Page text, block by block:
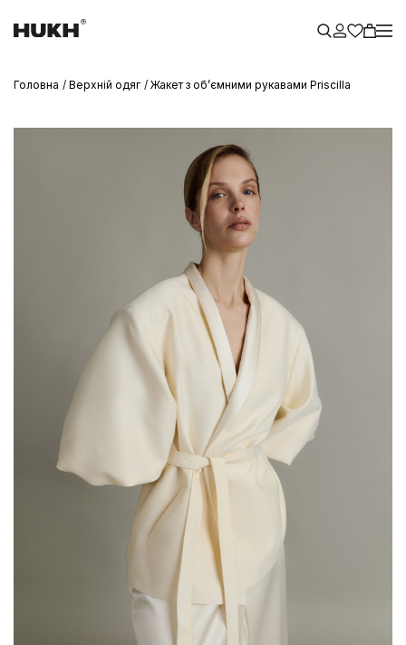
Головна Верхній одяг Жакет з обʼємними рукавами Priscilla